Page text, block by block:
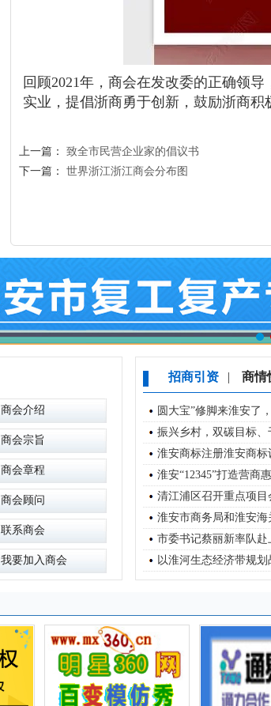
回顾2021年，商会在发改委的正确领
实业，提倡浙商勇于创新，鼓励浙商积
上一篇： 致全市民营企业家的倡议书
下一篇： 世界浙江浙江商会分布图
商会介绍
商会宗旨
商会章程
商会顾问
联系商会
我要加入商会
|
招商引资 商情
圆大宝”修脚来淮安了
振兴乡村，双碳目标
淮安商标注册淮安商标
淮安“12345”打造营商
清江浦区召开重点项目
淮安市商务局和淮安
市委书记蔡丽新率队
以淮河生态经济带规